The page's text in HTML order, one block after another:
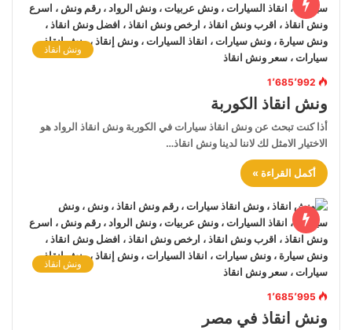
ونش انقاذ
1٬685٬992
ونش انقاذ الكوربة
أذا كنت تبحث عن ونش انقاذ سيارات في الكوربة ونش انقاذ الرواد هو
الاختيار الامثل لك لاننا لدينا ونش انقاذ…
أكمل القراءة »
ونش انقاذ
1٬685٬995
ونش انقاذ في مصر